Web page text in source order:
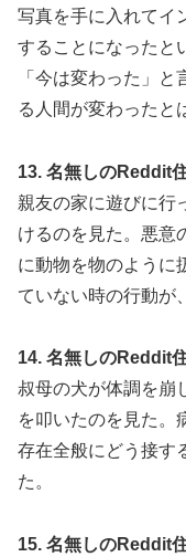
写真を手に入れてイ
することになったと
「今は変わった」
る人間が変わったと
13. 名無しのReddit
親友の家に遊びに行
けるのを見た。悪意
に動物を物のように
ていない時の行動が
14. 名無しのReddit
叔母の犬が体調を崩
を叩いたのを見た。
存在全般にどう接す
た。
15. 名無しのReddit